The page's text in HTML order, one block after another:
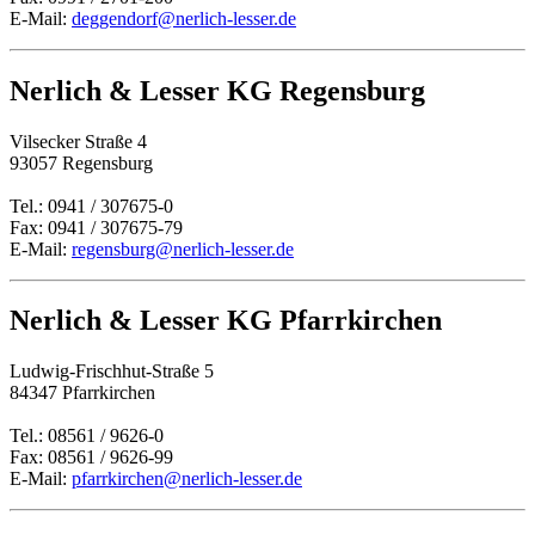
E-Mail: deggendorf@nerlich-lesser.de
Nerlich & Lesser KG Regensburg
Vilsecker Straße 4
93057 Regensburg
Tel.: 0941 / 307675-0
Fax: 0941 / 307675-79
E-Mail: regensburg@nerlich-lesser.de
Nerlich & Lesser KG Pfarrkirchen
Ludwig-Frischhut-Straße 5
84347 Pfarrkirchen
Tel.: 08561 / 9626-0
Fax: 08561 / 9626-99
E-Mail: pfarrkirchen@nerlich-lesser.de